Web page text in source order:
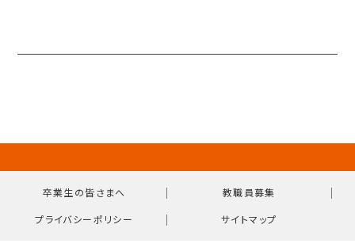
卒業生の皆さまへ ｜ 教職員募集 ｜
プライバシーポリシー ｜ サイトマップ